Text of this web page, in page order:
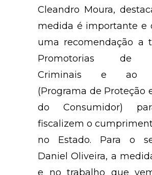
Cleandro Moura,
medida é importante e
uma recomendação a
Promotorias de
Criminais e ao
(Programa de Proteção
do Consumidor)
fiscalizem o
no Estado. Para o
Daniel Oliveira, a
e no trabalho que